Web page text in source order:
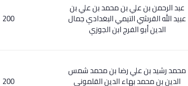
عبد الرحمن بن علي بن محمد بن علي بن
عبيد الله القرشي التيمي البغدادي جمال
الدين أبو الفرج ابن الجوزي
200
محمد رشيد بن علي رضا بن محمد شمس
الدين بن محمد بهاء الدين القلموني 200